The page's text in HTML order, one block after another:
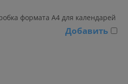
формата А4 для календарей
Добавить